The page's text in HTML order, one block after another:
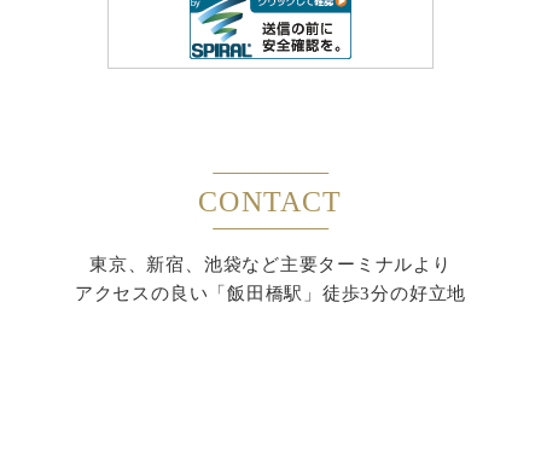
CONTACT
東京、新宿、池袋など主要ターミナルより
アクセスの良い「飯田橋駅」徒歩3分の好立地